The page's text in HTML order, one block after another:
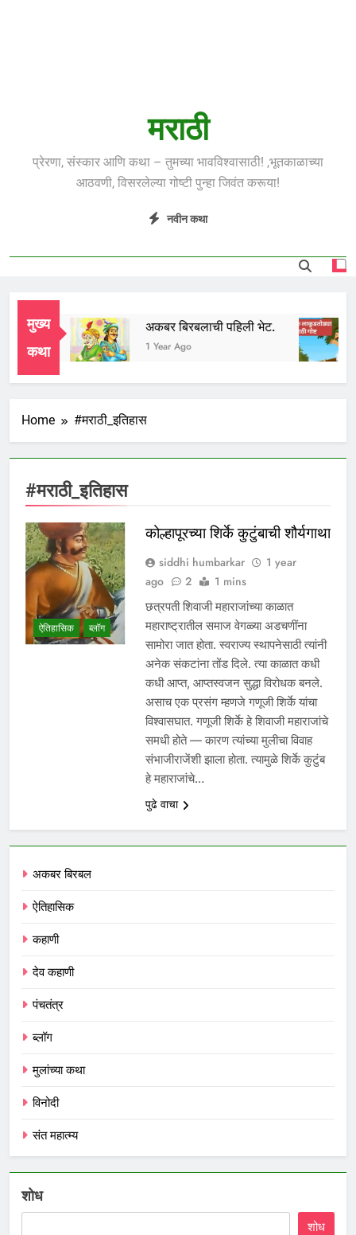
मराठी
प्रेरणा, संस्कार आणि कथा – तुमच्या भावविश्वासाठी! ,भूतकाळाच्या
आठवणी, विसरलेल्या गोष्टी पुन्हा जिवंत करूया!
नवीन कथा
मुख्य
कथा
Ago
अकबर बिरबलाची पहिली भेट.
1 Year Ago
Home #मराठी_इतिहास
#मराठी_इतिहास
ऐतिहासिक ब्लॉग
कोल्हापूरच्या शिर्के कुटुंबाची शौर्यगाथा
siddhi humbarkar
1 year
ago
2 1 mins
छत्रपती शिवाजी महाराजांच्या काळात
महाराष्ट्रातील समाज वेगळ्या अडचणींना
सामोरा जात होता. स्वराज्य स्थापनेसाठी त्यांनी
अनेक संकटांना तोंड दिले. त्या काळात कधी
कधी आप्त, आप्तस्वजन सुद्धा विरोधक बनले.
असाच एक प्रसंग म्हणजे गणूजी शिर्के यांचा
विश्वासघात. गणूजी शिर्के हे शिवाजी महाराजांचे
समधी होते — कारण त्यांच्या मुलीचा विवाह
संभाजीराजेंशी झाला होता. त्यामुळे शिर्के कुटुंब
हे महाराजांचे…
पुढे वाचा
अकबर बिरबल
ऐतिहासिक
कहाणी
देव कहाणी
पंचतंत्र
ब्लॉग
मुलांच्या कथा
विनोदी
संत महात्म्य
शोध
शोध